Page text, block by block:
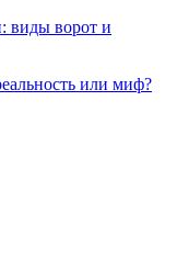
виды ворот и
или миф?